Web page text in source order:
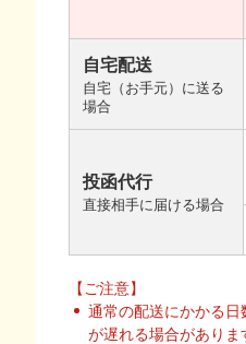
自宅配送
自宅（お手元）に送る
場合
投函代行
直接相手に届ける場合
【ご注意】
通常の配送にかかる
が遅れる場合がありま